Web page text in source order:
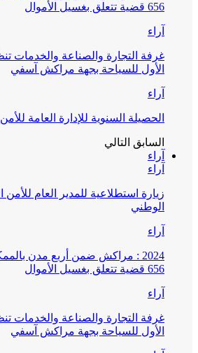
656 قضية تتعلق بغسيل الأموال
آراء
غرفة التجارة والصناعة والخدمات
الأول للسياحة بجهة مراكش آسفي
آراء
الحصيلة السنوية للإدارة العامة للأمن
السابق التالي
آراء
آراء
زيارة استطلاعية للمدير العام
الوطني
آراء
2024 : مراكش ضمن أربع مدن
656 قضية تتعلق بغسيل الأموال
آراء
غرفة التجارة والصناعة والخدمات
الأول للسياحة بجهة مراكش آسفي